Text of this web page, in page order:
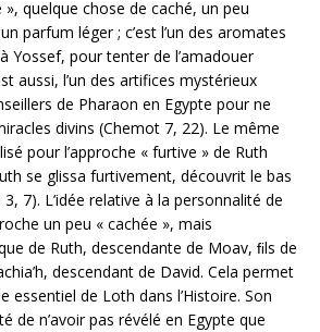
quelque chose de caché, un peu
parfum léger ; c’est l’un des aromates
Yossef, pour tenter de l’amadouer
aussi, l’un des artifices mystérieux
de Pharaon en Egypte pour ne
divins (Chemot 7, 22). Le même
pour l’approche « furtive » de Ruth
se glissa furtivement, découvrit le bas
7). L’idée relative à la personnalité de
un peu « cachée », mais
de Ruth, descendante de Moav, ﬁls de
descendant de David. Cela permet
essentiel de Loth dans l’Histoire. Son
de n’avoir pas révélé en Egypte que